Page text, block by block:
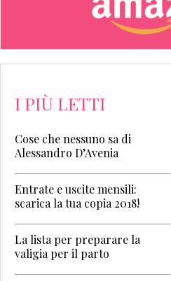
I PIÙ LETTI
Cose che nessuno sa di
Alessandro D’Avenia
Entrate e uscite mensili:
scarica la tua copia 2018!
La lista per preparare la
valigia per il parto